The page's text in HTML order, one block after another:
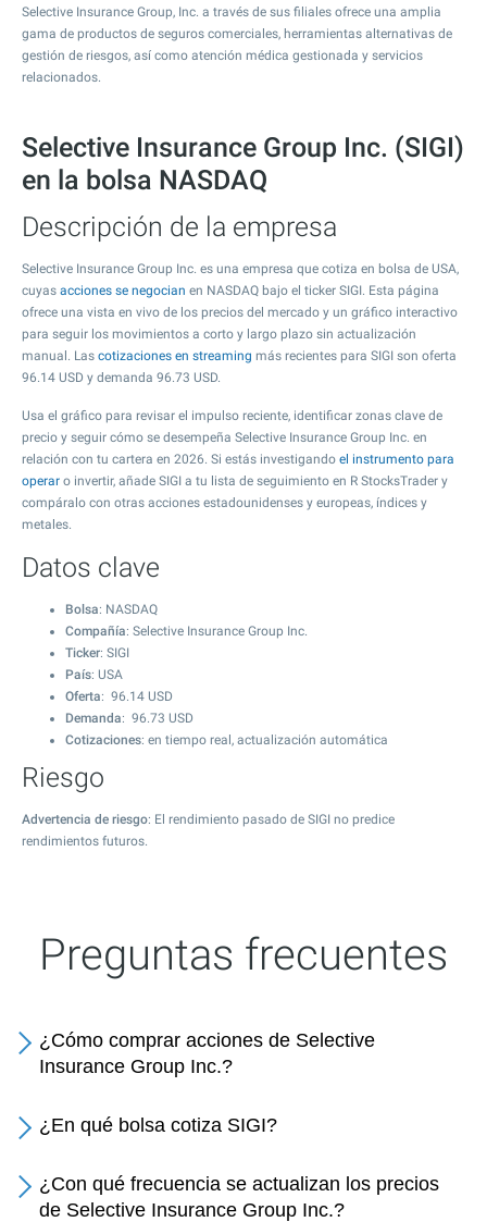
Selective Insurance Group, Inc. a través de sus filiales ofrece una amplia
gama de productos de seguros comerciales, herramientas alternativas de
gestión de riesgos, así como atención médica gestionada y servicios
relacionados.
Selective Insurance Group Inc. (SIGI)
en la bolsa NASDAQ
Descripción de la empresa
Selective Insurance Group Inc. es una empresa que cotiza en bolsa de USA,
cuyas acciones se negocian en NASDAQ bajo el ticker SIGI. Esta página
ofrece una vista en vivo de los precios del mercado y un gráfico interactivo
para seguir los movimientos a corto y largo plazo sin actualización
manual. Las cotizaciones en streaming más recientes para SIGI son oferta
96.14 USD y demanda 96.73 USD.
Usa el gráfico para revisar el impulso reciente, identificar zonas clave de
precio y seguir cómo se desempeña Selective Insurance Group Inc. en
relación con tu cartera en 2026. Si estás investigando el instrumento para
operar o invertir, añade SIGI a tu lista de seguimiento en R StocksTrader y
compáralo con otras acciones estadounidenses y europeas, índices y
metales.
Datos clave
Bolsa: NASDAQ
Compañía: Selective Insurance Group Inc.
Ticker: SIGI
País: USA
Oferta: 96.14 USD
Demanda: 96.73 USD
Cotizaciones: en tiempo real, actualización automática
Riesgo
Advertencia de riesgo: El rendimiento pasado de SIGI no predice
rendimientos futuros.
Preguntas frecuentes
¿Cómo comprar acciones de Selective
Insurance Group Inc.?
¿En qué bolsa cotiza SIGI?
¿Con qué frecuencia se actualizan los precios
de Selective Insurance Group Inc.?